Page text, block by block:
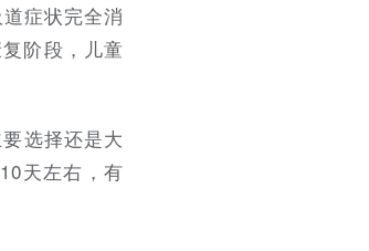
症状完全消
阶段，儿童
选择还是大
天左右，有